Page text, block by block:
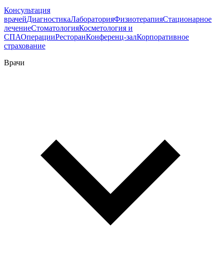
Консультация
врачейДиагностикаЛабораторияФизиотерапияСтационарное
лечениеСтоматологияКосметология и
СПАОперацииРесторанКонференц-залКорпоративное
страхование
Врачи